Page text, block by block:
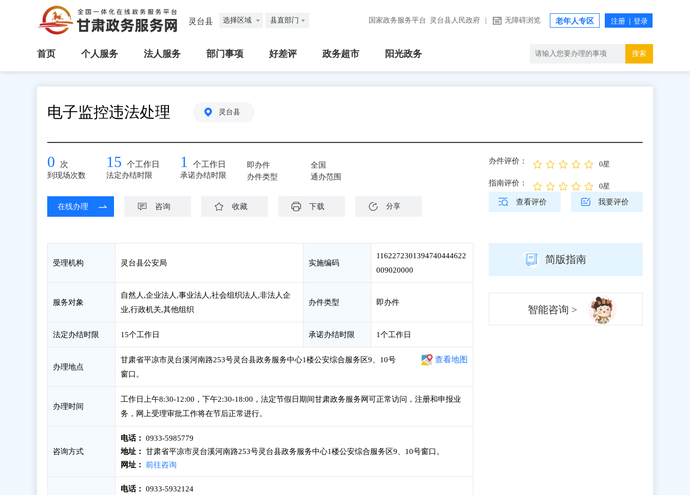
灵台县 选择区域 县直部门 国家政务服务平台 灵台县人民政府 无障碍浏览 老年人专区
首页 个人服务 法人服务 部门事项 好差评 政务超市 阳光政务 搜索
电子监控违法处理 灵台县
0 次
到现场次数
15 个工作日
法定办结时限
1 个工作日
承诺办结时限
即办件
办件类型
全国
通办范围
在线办理 咨询 收藏 下载 分享
办件评价： 0星
指南评价： 0星
查看评价 我要评价
受理机构 灵台县公安局 实施编码
1162272301394740444622
009020000
服务对象
自然人,企业法人,事业法人,社会组织法人,非法人企
业,行政机关,其他组织
办件类型 即办件
法定办结时限 15个工作日 承诺办结时限 1个工作日
办理地点
甘肃省平凉市灵台溪河南路253号灵台县政务服务中心1楼公安综合服务区9、10号
窗口。
查看地图
办理时间
工作日上午8:30-12:00，下午2:30-18:00，法定节假日期间甘肃政务服务网可正常访问，注册和申报业
务，网上受理审批工作将在节后正常进行。
咨询方式
电话：
0933-5985779
地址：
甘肃省平凉市灵台溪河南路253号灵台县政务服务中心1楼公安综合服务区9、10号窗口。
网址：
前往咨询
电话：
0933-5932124
简版指南
智能咨询 >